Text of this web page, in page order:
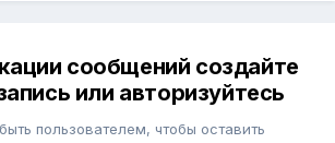
сообщений создайте
или авторизуйтесь
пользователем, чтобы оставить